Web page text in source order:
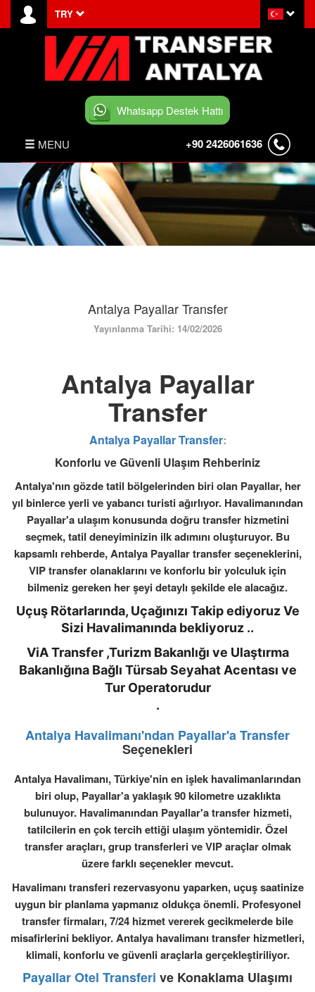
TRY
Whatsapp Destek Hattı
MENU +90 2426061636
ANASAYFA
HABERLER
BELEK TRANSFER
ÜYE GİRİŞİ / KAYIT
Antalya Payallar Transfer
Yayınlanma Tarihi: 14/02/2026
Antalya Payallar
Transfer
Antalya Payallar Transfer:
Konforlu ve Güvenli Ulaşım Rehberiniz
Antalya'nın gözde tatil bölgelerinden biri olan Payallar, her
yıl binlerce yerli ve yabancı turisti ağırlıyor. Havalimanından
Payallar'a ulaşım konusunda doğru transfer hizmetini
seçmek, tatil deneyiminizin ilk adımını oluşturuyor. Bu
kapsamlı rehberde, Antalya Payallar transfer seçeneklerini,
VIP transfer olanaklarını ve konforlu bir yolculuk için
bilmeniz gereken her şeyi detaylı şekilde ele alacağız.
Uçuş Rötarlarında, Uçağınızı Takip ediyoruz Ve
Sizi Havalimanında bekliyoruz ..
ViA Transfer ,Turizm Bakanlığı ve Ulaştırma
Bakanlığına Bağlı Türsab Seyahat Acentası ve
Tur Operatorudur
.
Antalya Havalimanı'ndan Payallar'a Transfer
Seçenekleri
Antalya Havalimanı, Türkiye'nin en işlek havalimanlarından
biri olup, Payallar'a yaklaşık 90 kilometre uzaklıkta
bulunuyor. Havalimanından Payallar'a transfer hizmeti,
tatilcilerin en çok tercih ettiği ulaşım yöntemidir. Özel
transfer araçları, grup transferleri ve VIP araçlar olmak
üzere farklı seçenekler mevcut.
Havalimanı transferi rezervasyonu yaparken, uçuş saatinize
uygun bir planlama yapmanız oldukça önemli. Profesyonel
transfer firmaları, 7/24 hizmet vererek gecikmelerde bile
misafirlerini bekliyor. Antalya havalimanı transfer hizmetleri,
klimali, konforlu ve güvenli araçlarla gerçekleştiriliyor.
Payallar Otel Transferi ve Konaklama Ulaşımı